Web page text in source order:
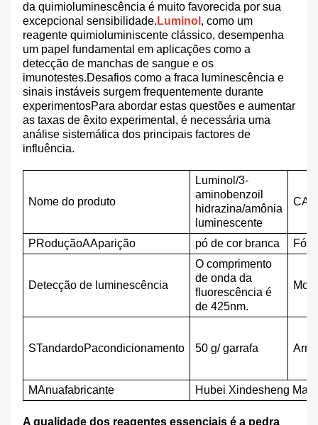
da quimioluminescência é muito favorecida por sua
excepcional sensibilidade. Luminol , como um
reagente quimioluminiscente clássico, desempenha
um papel fundamental em aplicações como a
detecção de manchas de sangue e os
imunotestes.Desafios como a fraca luminescência e
sinais instáveis surgem frequentemente durante
experimentosPara abordar estas questões e aumentar
as taxas de êxito experimental, é necessária uma
análise sistemática dos principais factores de
influência.
Nome do produto
Luminol/3-
aminobenzoil
hidrazina/amônia
luminescente
CAS
PRoduçãoAAparição pó de cor branca
Detecção de luminescência
O comprimento
de onda da
fluorescência é
de 425nm.
M
STandardoPacondicionamento 50 g/ garrafa
MAnuafabricante Hubei Xindesheng
A qualidade dos reagentes essenciais é a pedra